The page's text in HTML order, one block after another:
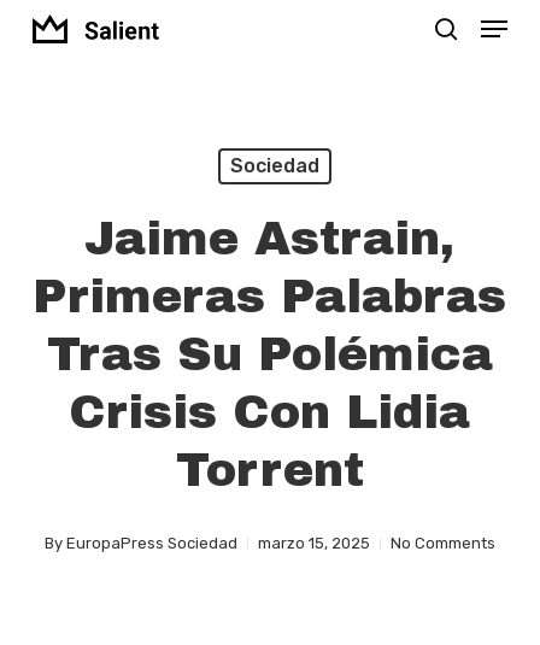
Skip
Menu
Sociedad
Jaime Astrain,
Primeras Palabras
Tras Su Polémica
Crisis Con Lidia
Torrent
By EuropaPress Sociedad marzo 15, 2025 No Comments